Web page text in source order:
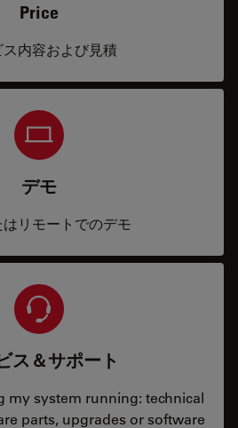
Price
内容および見積
デモ
リモートでのデモ
ス＆サポート
my system running: technical
parts, upgrades or software